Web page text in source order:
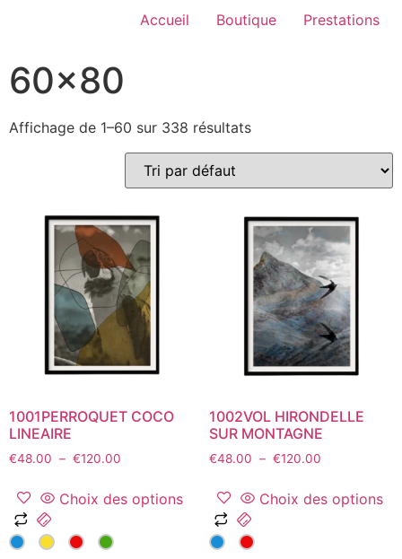
Accueil Boutique Prestations
60x80
Affichage de 1–60 sur 338 résultats
1001PERROQUET COCO
LINEAIRE
€48.00 – €120.00
prix :
€48.00
Choix des options
Ce
produit
1002VOL HIRONDELLE
SUR MONTAGNE
€48.00 – €120.00Plage
prix :
€48.00
Choix des options
Ce
produit